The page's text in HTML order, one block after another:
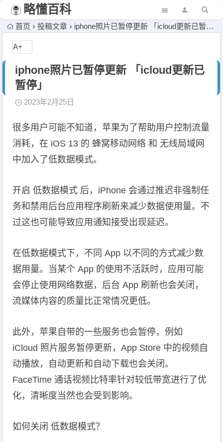
略懂百科
首页 投稿文章 iphone照片已暂停更新 「icloud更新已暂停」
iphone照片已暂停更新 「icloud更新已
暂停」
2023年2月25日
很多用户可能不知道，苹果为了帮助用户控制流量
消耗，在 iOS 13 的 蜂窝移动网络 和 无线局域网
中加入了低数据模式。
开启 低数据模式 后，iPhone 会通过推迟非强制任
务和禁用后台应用程序刷新来减少数据使用量。不
过这也可能导致应用通知接受出现延迟。
在低数据模式下，不同 App 以不同的方式减少数
据用量。当某个 App 的使用不活跃时，应用可能
会停止使用网络数据，后台 App 刷新也会关闭，
流媒体内容的质量比正常情况更低。
此外，苹果自带的一些服务也会暂停，例如
iCloud 照片服务暂停更新，App Store 中的视频自
动播放，自动更新和自动下载也会关闭。
FaceTime 通话视频比特率针对较低带宽进行了优
化，清晰度当然也会受到影响。
如何关闭 低数据模式？
A+